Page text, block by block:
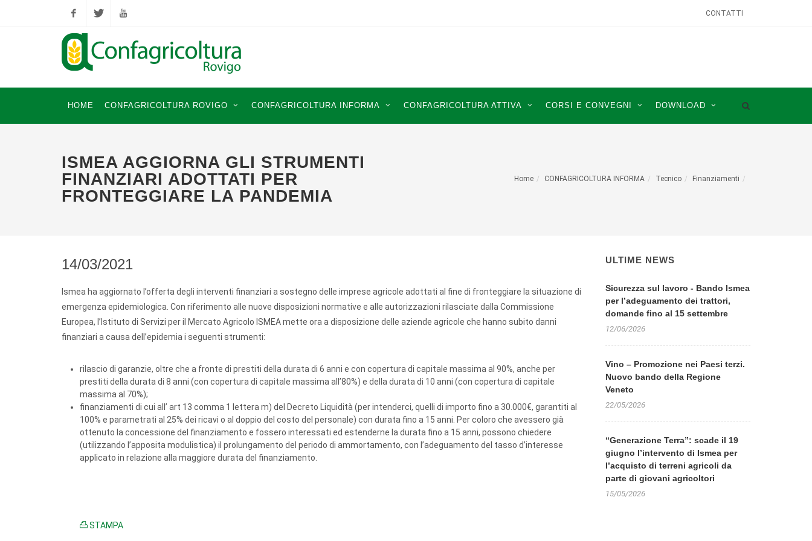
FacebookTwitter YouTube
CONTATTI
HOME CONFAGRICOLTURA ROVIGO CONFAGRICOLTURA INFORMA CONFAGRICOLTURA ATTIVA CORSI E CONVEGNI DOWNLOAD
ISMEA AGGIORNA GLI STRUMENTI
FINANZIARI ADOTTATI PER
FRONTEGGIARE LA PANDEMIA
Home CONFAGRICOLTURA INFORMA Tecnico Finanziamenti
14/03/2021
Ismea ha aggiornato l’offerta degli interventi finanziari a sostegno delle imprese agricole adottati al fine di fronteggiare la situazione di
emergenza epidemiologica. Con riferimento alle nuove disposizioni normative e alle autorizzazioni rilasciate dalla Commissione
Europea, l’Istituto di Servizi per il Mercato Agricolo ISMEA mette ora a disposizione delle aziende agricole che hanno subito danni
finanziari a causa dell’epidemia i seguenti strumenti:
rilascio di garanzie, oltre che a fronte di prestiti della durata di 6 anni e con copertura di capitale massima al 90%, anche per
prestiti della durata di 8 anni (con copertura di capitale massima all’80%) e della durata di 10 anni (con copertura di capitale
massima al 70%);
finanziamenti di cui all’ art 13 comma 1 lettera m) del Decreto Liquidità (per intenderci, quelli di importo fino a 30.000€, garantiti al
100% e parametrati al 25% dei ricavi o al doppio del costo del personale) con durata fino a 15 anni. Per coloro che avessero già
ottenuto la concessione del finanziamento e fossero interessati ed estenderne la durata fino a 15 anni, possono chiedere
(utilizzando l’apposita modulistica) il prolungamento del periodo di ammortamento, con l’adeguamento del tasso d’interesse
applicato in relazione alla maggiore durata del finanziamento.
STAMPA
ULTIME NEWS
Sicurezza sul lavoro - Bando Ismea
per l’adeguamento dei trattori,
domande fino al 15 settembre
12/06/2026
Vino – Promozione nei Paesi terzi.
Nuovo bando della Regione
Veneto
22/05/2026
“Generazione Terra”: scade il 19
giugno l’intervento di Ismea per
l’acquisto di terreni agricoli da
parte di giovani agricoltori
15/05/2026